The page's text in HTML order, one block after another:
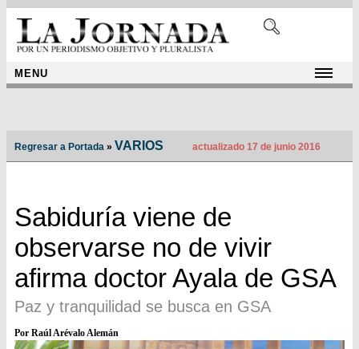
MENU
Regresar a Portada » VARIOS actualizado 17 de junio 2016
Sabiduría viene de
observarse no de vivir
afirma doctor Ayala de GSA
Paz y tranquilidad se busca en GSA
Por Raúl Arévalo Alemán